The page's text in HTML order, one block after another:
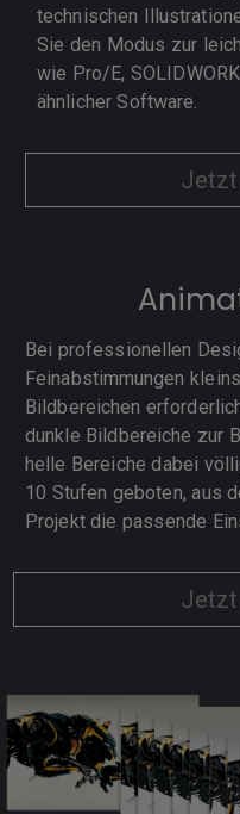
technischen
Sie den Modus zur
wie Pro/E,
ähnlicher Software.
Jetzt
Bei professionellen
Feinabstimmungen
Bildbereichen
dunkle Bildbereiche zur
helle Bereiche dabei
10 Stufen geboten, aus
Projekt die passende
Jetzt